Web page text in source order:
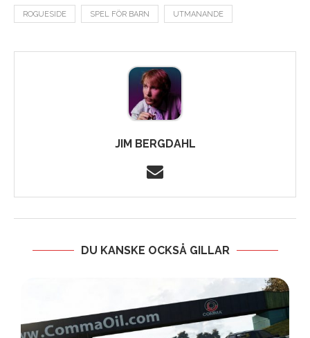
ROGUESIDE SPEL FÖR BARN UTMANANDE
JIM BERGDAHL
DU KANSKE OCKSÅ GILLAR